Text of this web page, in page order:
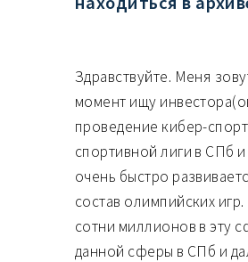
Здравствуйте. Меня
момент ищу
проведение кибер-
спортивной лиги в СПб
очень быстро
состав олимпийских
сотни миллионов в эту
данной сферы в СПб и